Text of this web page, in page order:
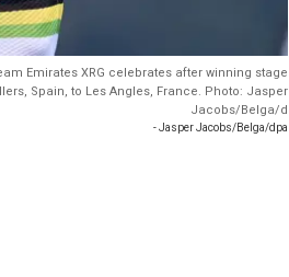
Emirates XRG celebrates after winning stage
Spain, to Les Angles, France. Photo: Jasper
Jacobs/Belga/d
- Jasper Jacobs/Belga/dpa